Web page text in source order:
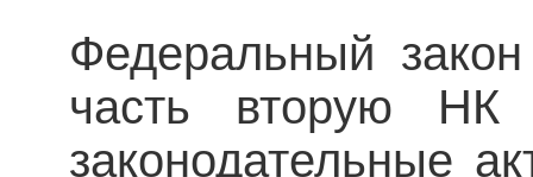
Федеральный
часть вторую
законодательные